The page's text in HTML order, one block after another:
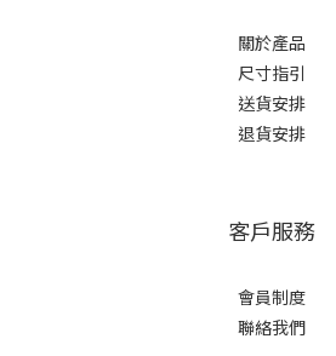
關於產品
尺寸指引
送貨安排
退貨安排
客戶服務
會員制度
聯絡我們